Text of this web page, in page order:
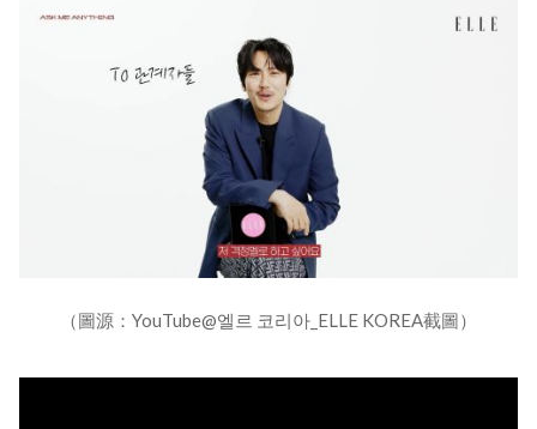
（圖源：YouTube@엘르 코리아_ELLE KOREA截圖）